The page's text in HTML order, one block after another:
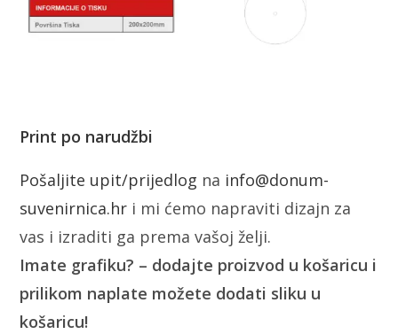
Print po narudžbi
Pošaljite upit/prijedlog na info@donum-
suvenirnica.hr i mi ćemo napraviti dizajn za
vas i izraditi ga prema vašoj želji.
Imate grafiku? – dodajte proizvod u košaricu i
prilikom naplate možete dodati sliku u
košaricu!